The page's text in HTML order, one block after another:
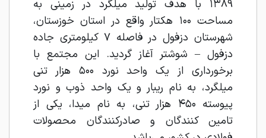
۱۳۸۹ با هدف تولید میلگرد در زمینی به
مساحت ۱۰۰ هکتار واقع در استان خوزستان،
شهرستان دزفول در فاصله ۷ کیلومتری جاده
دزفول – شوشتر آغاز گردید. این مجتمع با
برخورداری از یک واحد نورد ۵۰۰ هزار تنی
میلگرد، به نام ریبار و یک واحد ذوب و نورد
پیوسته ۴۵۰ هزار تنی، به نام میدا، یکی از
تامین کنندگان و صادرکنندگان محصولات